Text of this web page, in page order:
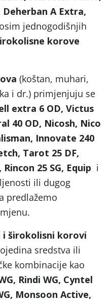
Deherban A Extra,
jednogodišnjih
korove
(koštan, muhari,
i dr.) primjenjuju se
extra 6 OD, Victus
40 OD, Nicosh, Nico
Innovate 240
Tarot 25 DF,
25 SG, Equip i
ili dugog
predlažemo
i širokolisni korovi
sredstva ili
kombinacije kao
Rindi WG, Cyntel
Monsoon Active,